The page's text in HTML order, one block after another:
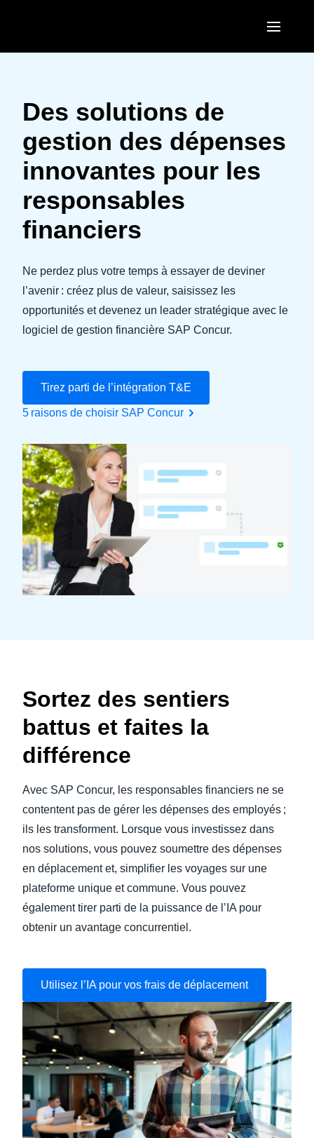
United States (English)
Canada (English)
Canada (Français)
México (Español)
EUROPE
United Kingdom (English)
France (Français)
Deutschland (Deutsch)
Italia (Italiano)
Sweden (English)
Denmark (English)
Belgium (English)
ASIA PACIFIC
Australia (English)
India (English)
日本（日本語)
Singapore (English)
Des solutions de
gestion des dépenses
innovantes pour les
responsables
financiers
Ne perdez plus votre temps à essayer de deviner
l’avenir : créez plus de valeur, saisissez les
opportunités et devenez un leader stratégique avec le
logiciel de gestion financière SAP Concur.
Tirez parti de l’intégration T&E
5 raisons de choisir SAP Concur
Sortez des sentiers
battus et faites la
différence
Avec SAP Concur, les responsables financiers ne se
contentent pas de gérer les dépenses des employés ;
ils les transforment. Lorsque vous investissez dans
nos solutions, vous pouvez soumettre des dépenses
en déplacement et, simplifier les voyages sur une
plateforme unique et commune. Vous pouvez
également tirer parti de la puissance de l’IA pour
obtenir un avantage concurrentiel.
Utilisez l’IA pour vos frais de déplacement